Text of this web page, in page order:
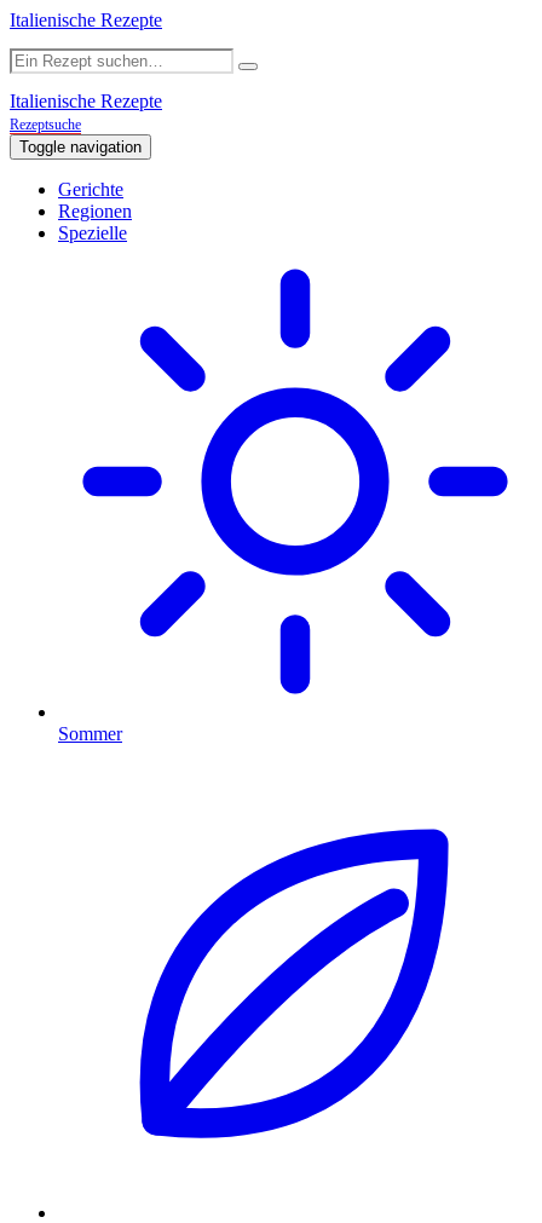
Italienische Rezepte
Italienische Rezepte
Rezeptsuche
Toggle navigation
Gerichte
Regionen
Spezielle
Sommer